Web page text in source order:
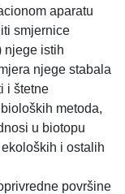
aparatu
smjernice
njege istih
njege stabala
i štetne
metoda,
u biotopu
i ostalih
površine